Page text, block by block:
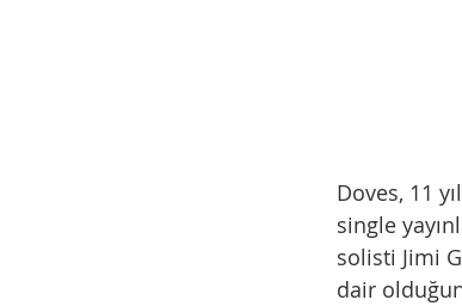
Doves, 11
single
solisti Jimi
dair